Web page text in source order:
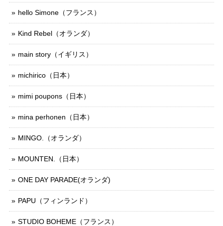
hello Simone（フランス）
Kind Rebel（オランダ）
main story（イギリス）
michirico（日本）
mimi poupons（日本）
mina perhonen（日本）
MINGO.（オランダ）
MOUNTEN.（日本）
ONE DAY PARADE(オランダ)
PAPU（フィンランド）
STUDIO BOHEME（フランス）